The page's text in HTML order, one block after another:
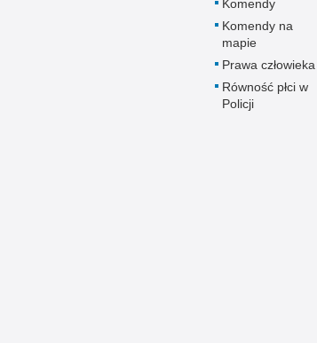
Komendy
Komendy na
mapie
Prawa człowieka
Równość płci w
Policji